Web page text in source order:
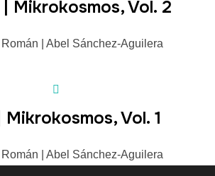
Mikrokosmos, Vol. 2
| Abel Sánchez-Aguilera
Mikrokosmos, Vol. 1
| Abel Sánchez-Aguilera